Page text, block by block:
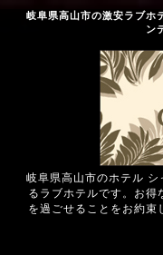
岐阜県高山市の激安ラブホ
ン
岐阜県高山市のホテル
るラブホテルです。お得
を過ごせることをお約束